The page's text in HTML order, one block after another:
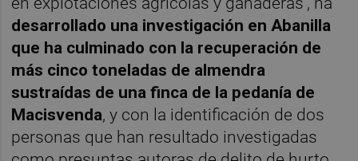
desarrollado una investigación en Abanilla
que ha culminado con la recuperación de
más cinco toneladas de almendra
sustraídas de una finca de la pedanía de
Macisvenda, y con la identificación de dos
personas que han resultado investigadas